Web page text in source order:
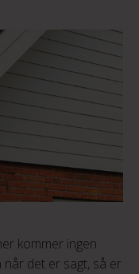
kommer ingen
det er sagt, så er